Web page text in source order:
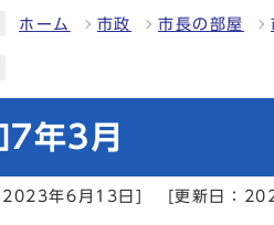
ホーム 市政 市長の部屋
7年3月
2023年6月13日] [更新日：